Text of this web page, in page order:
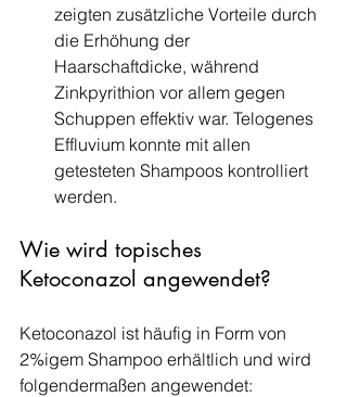
zeigten zusätzliche Vorteile durch
die Erhöhung der
Haarschaftdicke, während
Zinkpyrithion vor allem gegen
Schuppen effektiv war. Telogenes
Effluvium konnte mit allen
getesteten Shampoos kontrolliert
werden.
Wie wird topisches
Ketoconazol angewendet?
Ketoconazol ist häufig in Form von
2%igem Shampoo erhältlich und wird
folgendermaßen angewendet: